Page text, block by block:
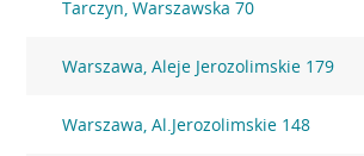
Tarczyn, Warszawska 70
Warszawa, Aleje Jerozolimskie 179
Warszawa, Al.Jerozolimskie 148